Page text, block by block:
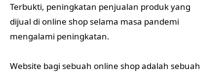
Terbukti, peningkatan penjualan produk yang
dijual di online shop selama masa pandemi
mengalami peningkatan.
Website bagi sebuah online shop adalah sebuah